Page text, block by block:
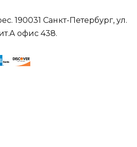
190031 Санкт-Петербург, ул.
офис 438.